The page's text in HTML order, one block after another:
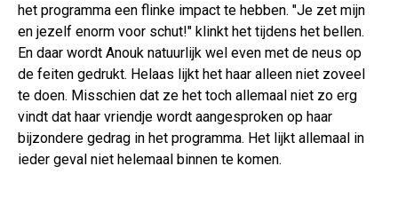
het programma een flinke impact te hebben. "Je zet mijn
en jezelf enorm voor schut!" klinkt het tijdens het bellen.
En daar wordt Anouk natuurlijk wel even met de neus op
de feiten gedrukt. Helaas lijkt het haar alleen niet zoveel
te doen. Misschien dat ze het toch allemaal niet zo erg
vindt dat haar vriendje wordt aangesproken op haar
bijzondere gedrag in het programma. Het lijkt allemaal in
ieder geval niet helemaal binnen te komen.